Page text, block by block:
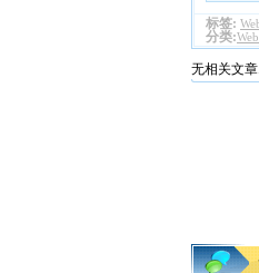
标签:
分类:
无相关文章.